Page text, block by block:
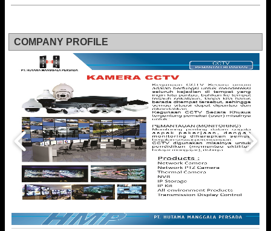
COMPANY PROFILE